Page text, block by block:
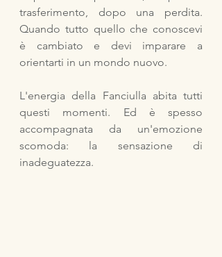
trasferimento, dopo una perdita.
Quando tutto quello che conoscevi
è cambiato e devi imparare a
orientarti in un mondo nuovo.
L'energia della Fanciulla abita tutti
questi momenti. Ed è spesso
accompagnata da un'emozione
scomoda: la sensazione di
inadeguatezza.